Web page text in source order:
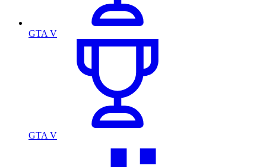
GTA V
GTA V